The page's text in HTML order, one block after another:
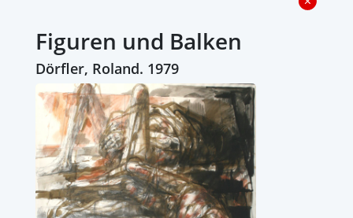
Figuren und Balken
Dörfler, Roland. 1979